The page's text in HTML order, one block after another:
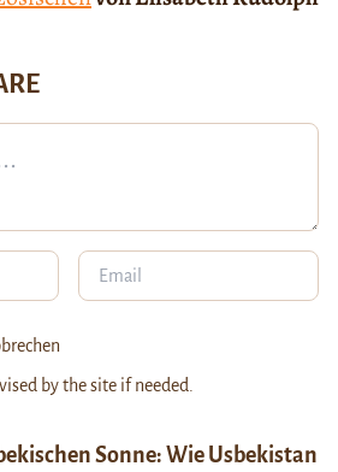
Sonne: Wie Usbekistan
by the site if needed.